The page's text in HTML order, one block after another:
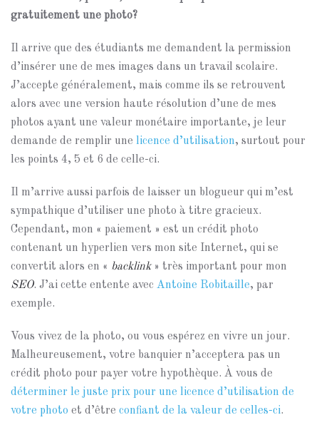
gratuitement une photo?
Il arrive que des étudiants me demandent la permission
d’insérer une de mes images dans un travail scolaire.
J’accepte généralement, mais comme ils se retrouvent
alors avec une version haute résolution d’une de mes
photos ayant une valeur monétaire importante, je leur
demande de remplir une licence d’utilisation, surtout pour
les points 4, 5 et 6 de celle-ci.
Il m’arrive aussi parfois de laisser un blogueur qui m’est
sympathique d’utiliser une photo à titre gracieux.
Cependant, mon « paiement » est un crédit photo
contenant un hyperlien vers mon site Internet, qui se
convertit alors en « backlink» très important pour mon
SEO. J’ai cette entente avec Antoine Robitaille, par
exemple.
Vous vivez de la photo, ou vous espérez en vivre un jour.
Malheureusement, votre banquier n’acceptera pas un
crédit photo pour payer votre hypothèque. À vous de
déterminer le juste prix pour une licence d’utilisation de
votre photo et d’être confiant de la valeur de celles-ci.